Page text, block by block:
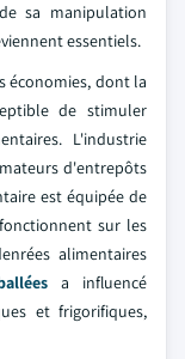
sa manipulation
essentiels.
économies, dont la
de stimuler
L'industrie
d'entrepôts
est équipée de
sur les
alimentaires
a influencé
et frigorifiques,